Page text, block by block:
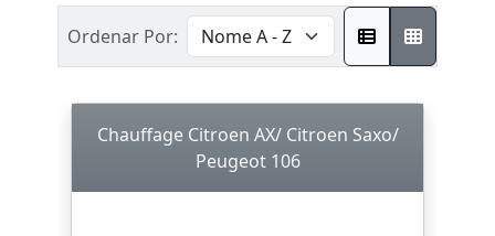
Ordenar Por:
Chauffage Citroen AX/ Citroen Saxo/
Peugeot 106